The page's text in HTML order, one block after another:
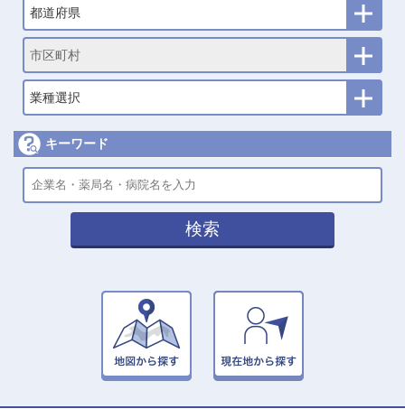
都道府県
市区町村
業種選択
キーワード
検索